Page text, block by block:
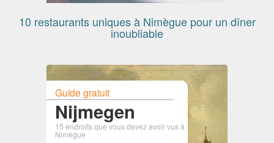
10 restaurants uniques à Nimègue pour un dîner
inoubliable
Guide gratuit
Nijmegen
15 endroits que vous devez avoir vus à
Nimègue